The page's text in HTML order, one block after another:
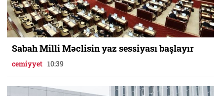
Sabah Milli Məclisin yaz sessiyası başlayır
cemiyyet 10:39